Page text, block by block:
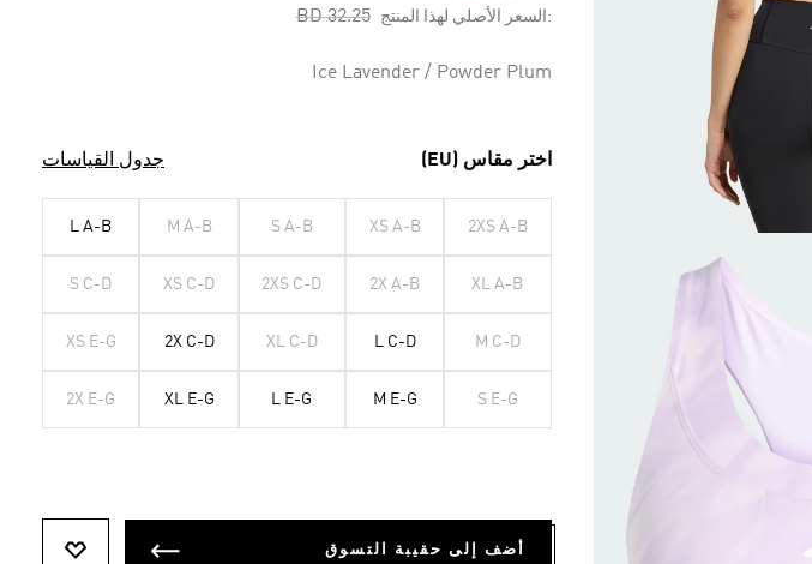
:السعر الأصلي لهذا المنتج Price reduced from
BD 32.25
to
Ice Lavender / Powder Plum
اختر مقاس (EU) جدول القياسات
2XS A-B
XS A-B
S A-B
M A-B
L A-B
XL A-B
2X A-B
2XS C-D
XS C-D
S C-D
M C-D
L C-D
XL C-D
2X C-D
XS E-G
S E-G
M E-G
L E-G
XL E-G
2X E-G
أضف إلى حقيبة التسوق